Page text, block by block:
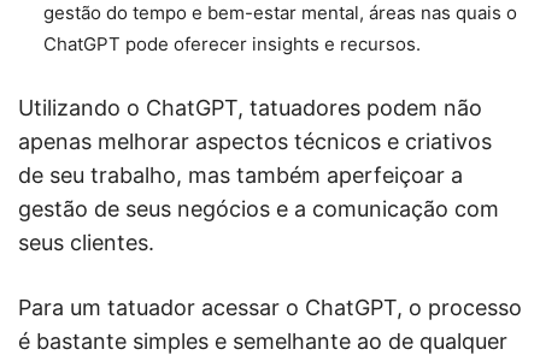
gestão do tempo e bem-estar mental, áreas nas quais o
ChatGPT pode oferecer insights e recursos.
Utilizando o ChatGPT, tatuadores podem não
apenas melhorar aspectos técnicos e criativos
de seu trabalho, mas também aperfeiçoar a
gestão de seus negócios e a comunicação com
seus clientes.
Para um tatuador acessar o ChatGPT, o processo
é bastante simples e semelhante ao de qualquer